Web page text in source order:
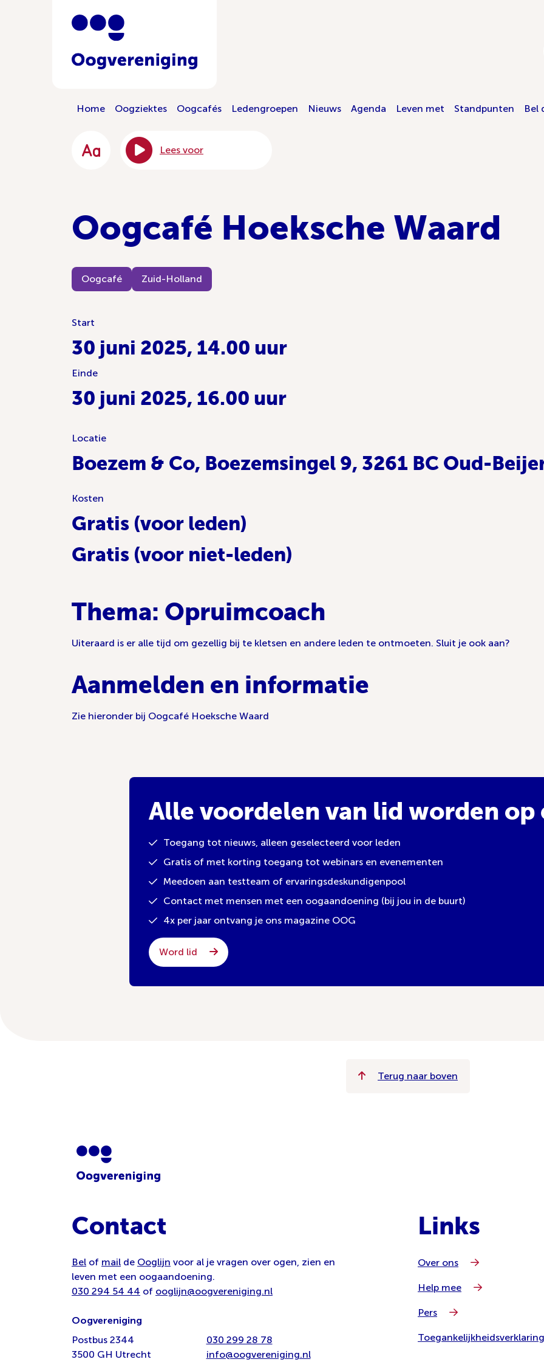
Home Oogziektes Oogcafés Ledengroepen Nieuws Agenda Leven met Standpunten Bel
Lees voor
Oogcafé Hoeksche Waard
Oogcafé Zuid-Holland
Start
30 juni 2025, 14.00 uur
Einde
30 juni 2025, 16.00 uur
Locatie
Boezem & Co, Boezemsingel 9, 3261 BC Oud-
Kosten
Gratis (voor leden)
Gratis (voor niet-leden)
Thema: Opruimcoach
Uiteraard is er alle tijd om gezellig bij te kletsen en andere leden te ontmoeten. Sluit je ook aan?
Aanmelden en informatie
Zie hieronder bij Oogcafé Hoeksche Waard
Alle voordelen van lid worden op
Toegang tot nieuws, alleen geselecteerd voor leden
Gratis of met korting toegang tot webinars en evenementen
Meedoen aan testteam of ervaringsdeskundigenpool
Contact met mensen met een oogaandoening (bij jou in de buurt)
4x per jaar ontvang je ons magazine OOG
Word lid
Terug naar boven
Contact
Bel of mail de Ooglijn voor al je vragen over ogen, zien en
leven met een oogaandoening.
030 294 54 44 of ooglijn@oogvereniging.nl
Oogvereniging
Postbus 2344
3500 GH Utrecht
030 299 28 78
info@oogvereniging.nl
Links
Over ons
Help mee
Pers
Toegankelijkheidsverklaring